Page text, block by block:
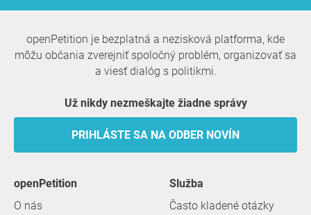
openPetition je bezplatná a nezisková platforma, kde
môžu občania zverejniť spoločný problém, organizovať sa
a viesť dialóg s politikmi.
Už nikdy nezmeškajte žiadne správy
PRIHLÁSTE SA NA ODBER NOVÍN
openPetition
O nás
služba
Často kladené otázky